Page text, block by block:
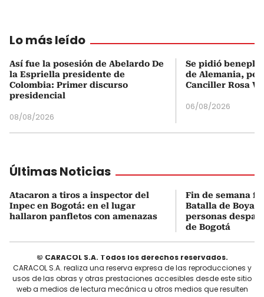
Lo más leído
Así fue la posesión de Abelardo De
la Espriella presidente de
Colombia: Primer discurso
presidencial
08/08/2026
Se pidió
de Alemania,
Canciller Rosa
06/08/2026
Últimas Noticias
Atacaron a tiros a inspector del
Inpec en Bogotá: en el lugar
hallaron panfletos con amenazas
Fin de semana
Batalla de
personas
de Bogotá
© CARACOL S.A. Todos los derechos reservados.
CARACOL S.A. realiza una reserva expresa de las reproducciones y
usos de las obras y otras prestaciones accesibles desde este sitio
web a medios de lectura mecánica u otros medios que resulten